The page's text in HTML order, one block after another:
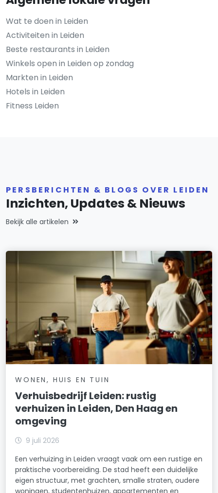
Wat te doen in Leiden
Activiteiten in Leiden
Beste restaurants in Leiden
Winkels open in Leiden op zondag
Markten in Leiden
Hotels in Leiden
Fitness Leiden
PERSBERICHTEN & BLOGS OVER LEIDEN
Inzichten, Updates & Nieuws
Bekijk alle artikelen
WONEN, HUIS EN TUIN
Verhuisbedrijf Leiden: rustig
verhuizen in Leiden, Den Haag en
omgeving
9 juli 2026
Een verhuizing in Leiden vraagt vaak om een rustige en
praktische voorbereiding. De stad heeft een duidelijke
eigen structuur, met grachten, smalle straten, oudere